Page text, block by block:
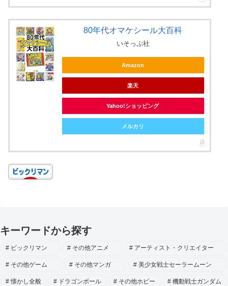
80年代オマケシール大百科
いそっぷ社
Amazon
楽天
Yahoo!ショッピング
メルカリ
キーワードから探す
ビックリマン その他アニメ アーティスト・クリエイター
その他ゲーム その他マンガ 美少女戦士セーラームーン
懐かし全般 ドラゴンボール その他ホビー 機動戦士ガンダム